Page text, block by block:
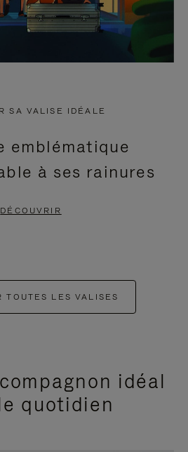
SA VALISE IDÉALE
emblématique
à ses rainures
DÉCOUVRIR
TOUTES LES VALISES
idéal
quotidien